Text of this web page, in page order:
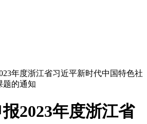
年度浙江省习近平新时代中国特色社
题的通知
2023年度浙江省